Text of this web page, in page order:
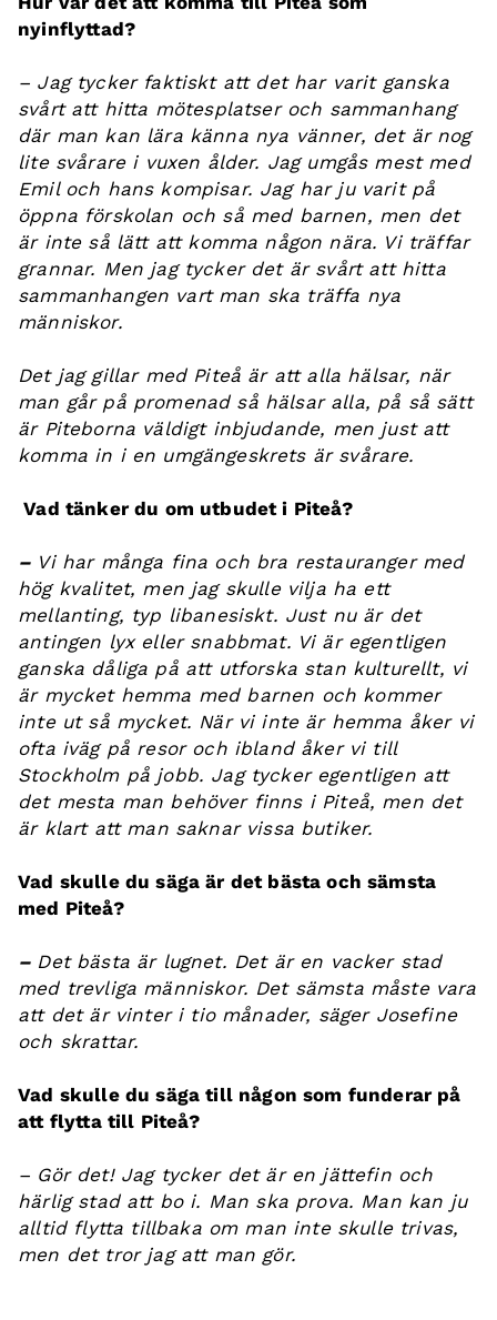
nyinflyttad?
– Jag tycker faktiskt att det har varit ganska
svårt att hitta mötesplatser och sammanhang
där man kan lära känna nya vänner, det är nog
lite svårare i vuxen ålder. Jag umgås mest med
Emil och hans kompisar. Jag har ju varit på
öppna förskolan och så med barnen, men det
är inte så lätt att komma någon nära. Vi träffar
grannar. Men jag tycker det är svårt att hitta
sammanhangen vart man ska träffa nya
människor.
Det jag gillar med Piteå är att alla hälsar, när
man går på promenad så hälsar alla, på så sätt
är Piteborna väldigt inbjudande, men just att
komma in i en umgängeskrets är svårare.
Vad tänker du om utbudet i Piteå?
– Vi har många fina och bra restauranger med
hög kvalitet, men jag skulle vilja ha ett
mellanting, typ libanesiskt. Just nu är det
antingen lyx eller snabbmat. Vi är egentligen
ganska dåliga på att utforska stan kulturellt, vi
är mycket hemma med barnen och kommer
inte ut så mycket. När vi inte är hemma åker vi
ofta iväg på resor och ibland åker vi till
Stockholm på jobb. Jag tycker egentligen att
det mesta man behöver finns i Piteå, men det
är klart att man saknar vissa butiker.
Vad skulle du säga är det bästa och sämsta
med Piteå?
– Det bästa är lugnet. Det är en vacker stad
med trevliga människor. Det sämsta måste vara
att det är vinter i tio månader, säger Josefine
och skrattar.
Vad skulle du säga till någon som funderar på
att flytta till Piteå?
– Gör det! Jag tycker det är en jättefin och
härlig stad att bo i. Man ska prova. Man kan ju
alltid flytta tillbaka om man inte skulle trivas,
men det tror jag att man gör.